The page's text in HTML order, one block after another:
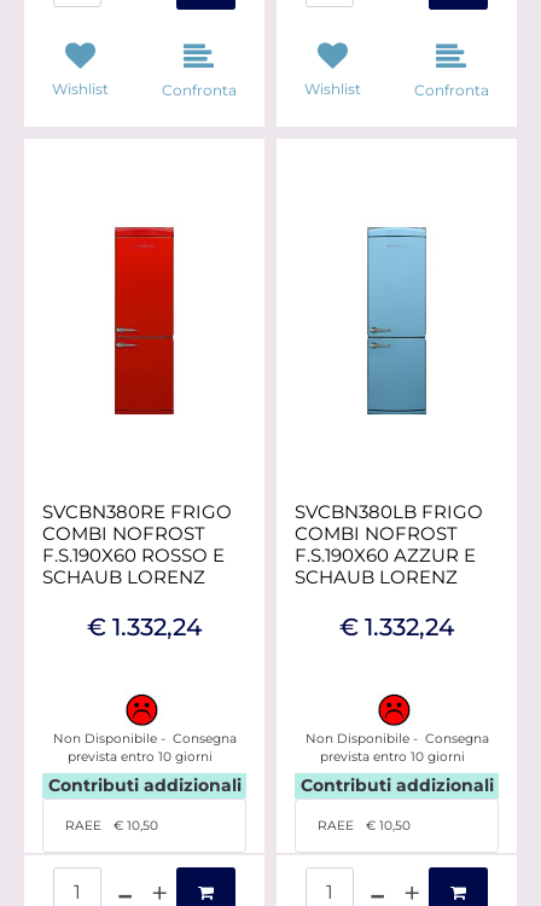
Wishlist Confronta Wishlist Confronta
SVCBN380RE FRIGO
COMBI NOFROST
F.S.190X60 ROSSO E
SCHAUB LORENZ
€ 1.332,24
Non Disponibile - Consegna
prevista entro 10 giorni
Contributi addizionali
RAEE € 10,50
SVCBN380LB FRIGO
COMBI NOFROST
F.S.190X60 AZZUR E
SCHAUB LORENZ
€ 1.332,24
Non Disponibile - Consegna
prevista entro 10 giorni
Contributi addizionali
RAEE € 10,50